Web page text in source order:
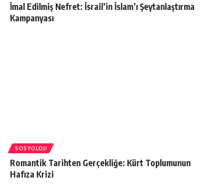
İmal Edilmiş Nefret: İsrail’in İslam’ı Şeytanlaştırma
Kampanyası
SOSYOLOJI
Romantik Tarihten Gerçekliğe: Kürt Toplumunun
Hafıza Krizi